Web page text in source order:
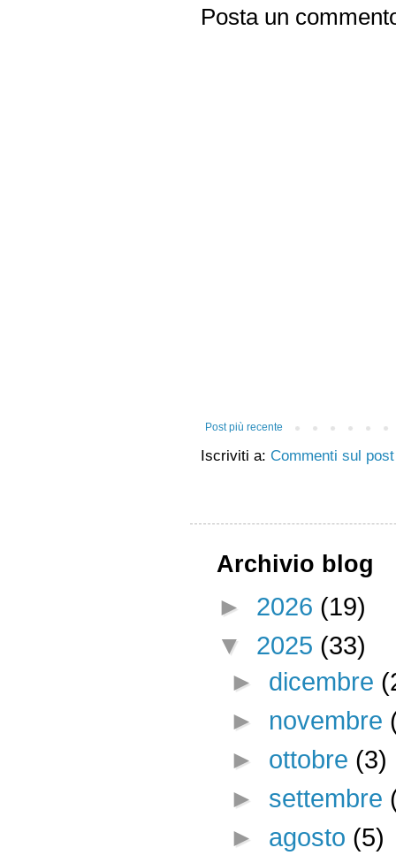
Posta un
Post più recente
Iscriviti a: Commenti sul
Archivio blog
► 2026 (19)
▼ 2025 (33)
► dicembre
► novembre
► ottobre (3)
► settembre
► agosto (5)